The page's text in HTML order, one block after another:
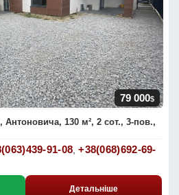
79 000$
Антоновича, 130 м², 2 сот., 3-пов.,
91-08,+38(068)692-69-
Детальніше